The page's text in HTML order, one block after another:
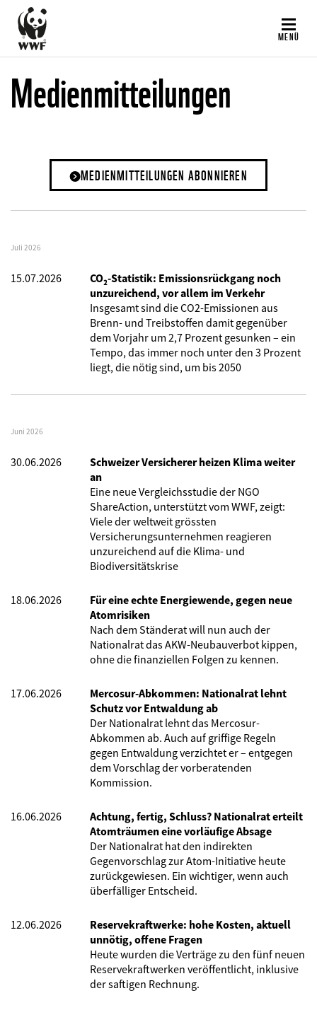
Direkt
zum
Inhalt
MENÜ
Medienmitteilungen
MEDIENMITTEILUNGEN ABONNIEREN
Juli 2026
15.07.2026
CO₂-Statistik: Emissionsrückgang noch
unzureichend, vor allem im Verkehr
Insgesamt sind die CO2-Emissionen aus
Brenn- und Treibstoffen damit gegenüber
dem Vorjahr um 2,7 Prozent gesunken – ein
Tempo, das immer noch unter den 3 Prozent
liegt, die nötig sind, um bis 2050
Juni 2026
30.06.2026
Schweizer Versicherer heizen Klima weiter
an
Eine neue Vergleichsstudie der NGO
ShareAction, unterstützt vom WWF, zeigt:
Viele der weltweit grössten
Versicherungsunternehmen reagieren
unzureichend auf die Klima- und
Biodiversitätskrise
18.06.2026
Für eine echte Energiewende, gegen neue
Atomrisiken
Nach dem Ständerat will nun auch der
Nationalrat das AKW-Neubauverbot kippen,
ohne die finanziellen Folgen zu kennen.
17.06.2026
Mercosur-Abkommen: Nationalrat lehnt
Schutz vor Entwaldung ab
Der Nationalrat lehnt das Mercosur-
Abkommen ab. Auch auf griffige Regeln
gegen Entwaldung verzichtet er – entgegen
dem Vorschlag der vorberatenden
Kommission.
16.06.2026
Achtung, fertig, Schluss? Nationalrat erteilt
Atomträumen eine vorläufige Absage
Der Nationalrat hat den indirekten
Gegenvorschlag zur Atom-Initiative heute
zurückgewiesen. Ein wichtiger, wenn auch
überfälliger Entscheid.
12.06.2026
Reservekraftwerke: hohe Kosten, aktuell
unnötig, offene Fragen
Heute wurden die Verträge zu den fünf neuen
Reservekraftwerken veröffentlicht, inklusive
der saftigen Rechnung.